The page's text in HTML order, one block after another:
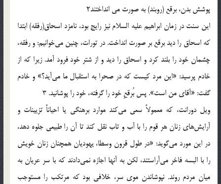
پوشش بدن، برقع (روبند) به صورت مي انداختند2
اين سنت در زمان ابراهيم عليه السلام نيز رايج بود، نامزد اسحاق(رفقه) ابتدا
که اسحاق را ديد برقع بر صورت انداخت. در تورات، چنين مي‌خوانيم: و رفقه،
چشمان خود را بلند كرد و اسحاق را ديد و از شتر خود فرود آمد. زيرا كه از
خادم پرسيد: «اين مرد كيست كه در صحرا به استقبال ما مي‌آيد؟» و خادم
گفت: «آقاي من است». پس بُرقعِ خود را گرفته، خود را پوشانيد. 3
ويل دورانت، كه معمولاً سعي مي‌كند موارد برهنگي يا احياناً تزيينات و
آرايش‌هاي زنان هر قوم را با آب و تاب نقل كند تا آن را طبيعي جلوه دهد،
در اين مورد مي‌گويد: «در طول قرون وسطا، يهوديان همچنان زنان خويش
را با البسه فاخر مي‌آراستند، لكن به آنها اجازه نمي‌دادند كه با سر عريان به
ميان مردم روند. نپوشاندن موي سر، خلافي بود كه مرتكب را مستوجب